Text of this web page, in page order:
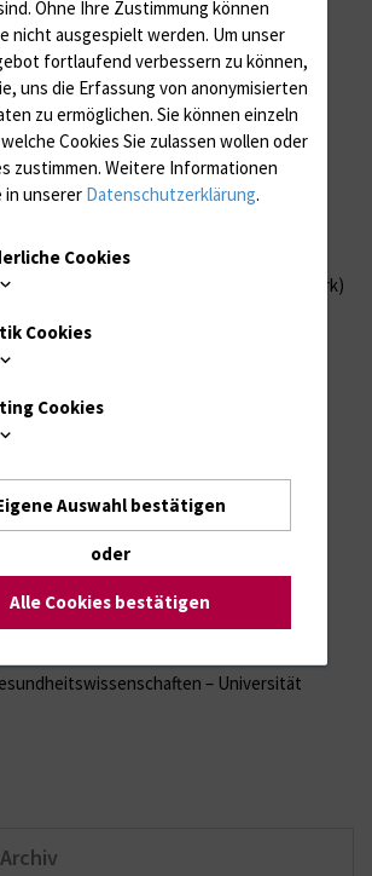
zur Eröffnungsveranstaltung am 14.
Verfügung:
MV Greifswald)
greifswald.de
MV Rostock)
rostock.de.
Onkologie und Palliativpflege,
(federführender Partner, Dänemark)
Region Schonen (Schweden)
Rostock, Universitätsmedizin Rostock
Greifswald, Universitätsmedizin
und Transplantation,
Universität (Polen)
Danzig (Polen)
Institut für europäische und regionale
– Universität
Ohne Ihre Zustimmung können
nicht ausgespielt werden. Um unser
fortlaufend verbessern zu können,
uns die Erfassung von anonymisierten
zu ermöglichen. Sie können einzeln
Cookies Sie zulassen wollen oder
zustimmen. Weitere Informationen
in unserer Datenschutzerklärung.
Cookies
Cookies
Cookies
Auswahl bestätigen
oder
Alle Cookies bestätigen